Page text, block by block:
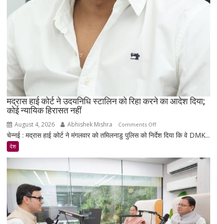
मद्रास हाई कोर्ट ने उदयनिधि स्टालिन को रिहा करने का आदेश दिया;
कोई न्यायिक हिरासत नहीं
August 4, 2026 Abhishek Mishra Comments Offon
मद्रास
ने
उदयनिधि
स्टालिन
को
करने
चेन्नई : मद्रास हाई कोर्ट ने मंगलवार को तमिलनाडु पुलिस को निर्देश दिया कि वे DMK...
देश